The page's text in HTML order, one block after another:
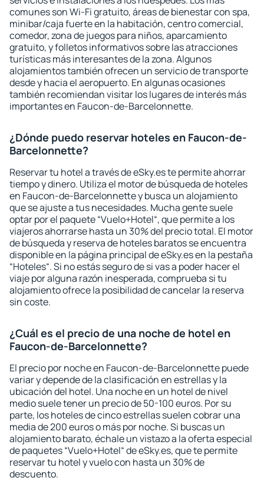
comunes son Wi-Fi gratuito, áreas de bienestar con spa,
minibar/caja fuerte en la habitación, centro comercial,
comedor, zona de juegos para niños, aparcamiento
gratuito, y folletos informativos sobre las atracciones
turísticas más interesantes de la zona. Algunos
alojamientos también ofrecen un servicio de transporte
desde y hacia el aeropuerto. En algunas ocasiones
también recomiendan visitar los lugares de interés más
importantes en Faucon-de-Barcelonnette.
¿Dónde puedo reservar hoteles en Faucon-de-
Barcelonnette?
Reservar tu hotel a través de eSky.es te permite ahorrar
tiempo y dinero. Utiliza el motor de búsqueda de hoteles
en Faucon-de-Barcelonnette y busca un alojamiento
que se ajuste a tus necesidades. Mucha gente suele
optar por el paquete “Vuelo+Hotel“, que permite a los
viajeros ahorrarse hasta un 30% del precio total. El motor
de búsqueda y reserva de hoteles baratos se encuentra
disponible en la página principal de eSky.es en la pestaña
“Hoteles“. Si no estás seguro de si vas a poder hacer el
viaje por alguna razón inesperada, comprueba si tu
alojamiento ofrece la posibilidad de cancelar la reserva
sin coste.
¿Cuál es el precio de una noche de hotel en
Faucon-de-Barcelonnette?
El precio por noche en Faucon-de-Barcelonnette puede
variar y depende de la clasificación en estrellas y la
ubicación del hotel. Una noche en un hotel de nivel
medio suele tener un precio de 50-100 euros. Por su
parte, los hoteles de cinco estrellas suelen cobrar una
media de 200 euros o más por noche. Si buscas un
alojamiento barato, échale un vistazo a la oferta especial
de paquetes “Vuelo+Hotel“ de eSky.es, que te permite
reservar tu hotel y vuelo con hasta un 30% de
descuento.